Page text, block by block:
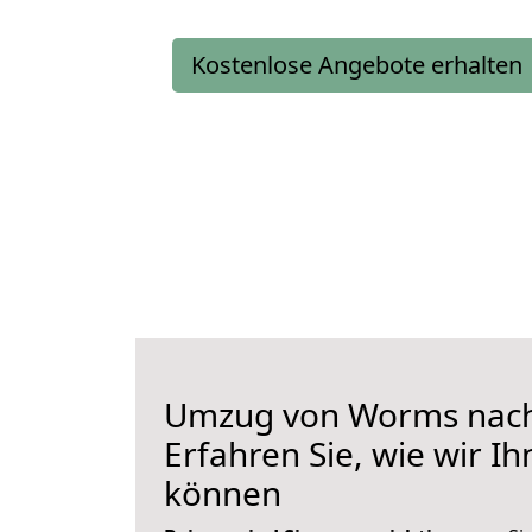
Kostenlose Angebote erhalten
Umzug von Worms
Erfahren Sie, wie wir
können